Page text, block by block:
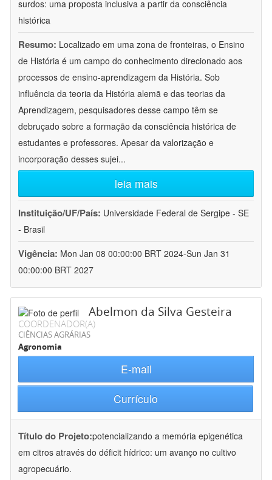
surdos: uma proposta inclusiva a partir da consciência
histórica
Resumo: Localizado em uma zona de fronteiras, o Ensino
de História é um campo do conhecimento direcionado aos
processos de ensino-aprendizagem da História. Sob
influência da teoria da História alemã e das teorias da
Aprendizagem, pesquisadores desse campo têm se
debruçado sobre a formação da consciência histórica de
estudantes e professores. Apesar da valorização e
incorporação desses sujei...
leia mais
Instituição/UF/País: Universidade Federal de Sergipe - SE
- Brasil
Vigência: Mon Jan 08 00:00:00 BRT 2024-Sun Jan 31
00:00:00 BRT 2027
Abelmon da Silva Gesteira
COORDENADOR(A)
CIÊNCIAS AGRÁRIAS
Agronomia
E-mail
Currículo
Título do Projeto:potencializando a memória epigenética
em citros através do déficit hídrico: um avanço no cultivo
agropecuário.